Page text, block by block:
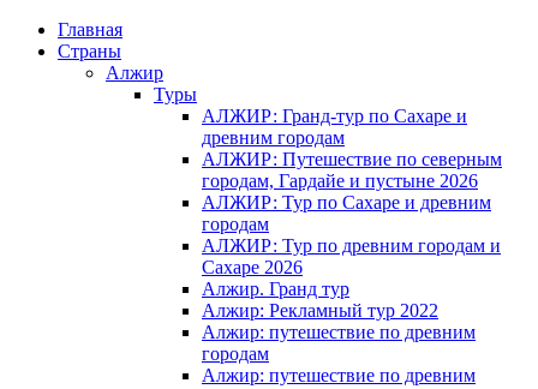
Главная
Страны
Алжир
Туры
АЛЖИР: Гранд-тур по Сахаре и
древним городам
АЛЖИР: Путешествие по северным
городам, Гардайе и пустыне 2026
АЛЖИР: Тур по Сахаре и древним
городам
АЛЖИР: Тур по древним городам и
Сахаре 2026
Алжир. Гранд тур
Алжир: Рекламный тур 2022
Алжир: путешествие по древним
городам
Алжир: путешествие по древним